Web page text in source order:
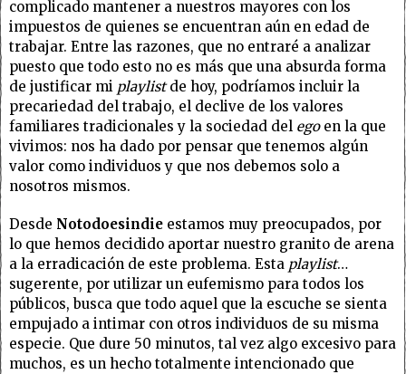
complicado mantener a nuestros mayores con los
impuestos de quienes se encuentran aún en edad de
trabajar. Entre las razones, que no entraré a analizar
puesto que todo esto no es más que una absurda forma
de justificar mi playlistde hoy, podríamos incluir la
precariedad del trabajo, el declive de los valores
familiares tradicionales y la sociedad del ego en la que
vivimos: nos ha dado por pensar que tenemos algún
valor como individuos y que nos debemos solo a
nosotros mismos.
Desde Notodoesindie estamos muy preocupados, por
lo que hemos decidido aportar nuestro granito de arena
a la erradicación de este problema. Esta playlist…
sugerente, por utilizar un eufemismo para todos los
públicos, busca que todo aquel que la escuche se sienta
empujado a intimar con otros individuos de su misma
especie. Que dure 50 minutos, tal vez algo excesivo para
muchos, es un hecho totalmente intencionado que